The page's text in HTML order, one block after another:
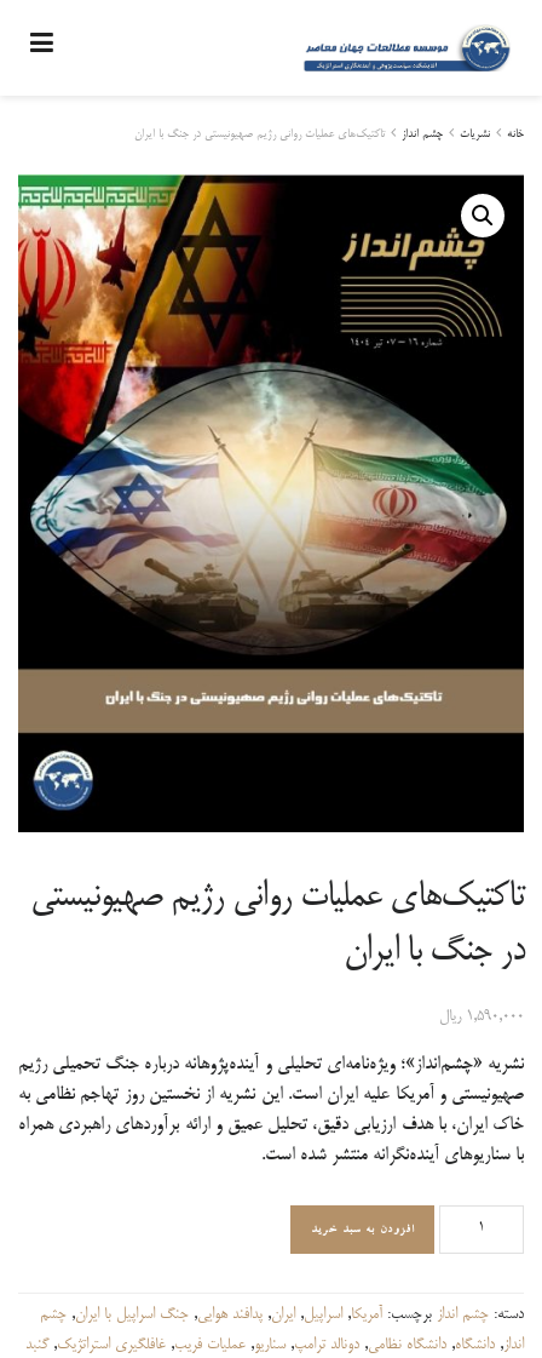
خانه نشریات چشم انداز تاکتیک‌های عملیات روانی رژیم صهیونیستی در جنگ با ایران
تاکتیک‌های عملیات روانی رژیم صهیونیستی
در جنگ با ایران
۱,۵۹۰,۰۰۰ ریال
نشریه «چشم‌انداز»؛ ویژه‌نامه‌ای تحلیلی و آینده‌پژوهانه درباره جنگ تحمیلی رژیم
صهیونیستی و آمریکا علیه ایران است. این نشریه از نخستین روز تهاجم نظامی به
خاک ایران، با هدف ارزیابی دقیق، تحلیل عمیق و ارائه برآوردهای راهبردی همراه
با سناریوهای آینده‌نگرانه منتشر شده است.
تاکتیک‌های
عملیات
رژیم
صهیونیستی
افزودن به سبد خرید
دسته: چشم انداز برچسب: آمریکا,اسراپیل,ایران, پدافند هوایی, جنگ اسراپیل با ایران, چشم
انداز, دانشگاه, دانشگاه نظامی, دونالد ترامپ,سناریو, عملیات فریب, غافلگیری استراتژیک,گنبد